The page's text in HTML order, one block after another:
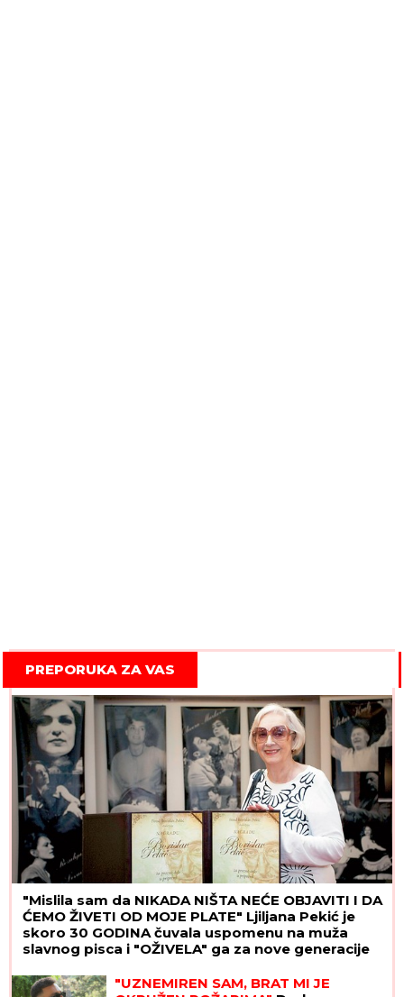
PREPORUKA ZA VAS
"Mislila sam da NIKADA NIŠTA NEĆE OBJAVITI I DA
ĆEMO ŽIVETI OD MOJE PLATE" Ljiljana Pekić je
skoro 30 GODINA čuvala uspomenu na muža
slavnog pisca i "OŽIVELA" ga za nove generacije
"UZNEMIREN SAM, BRAT MI JE